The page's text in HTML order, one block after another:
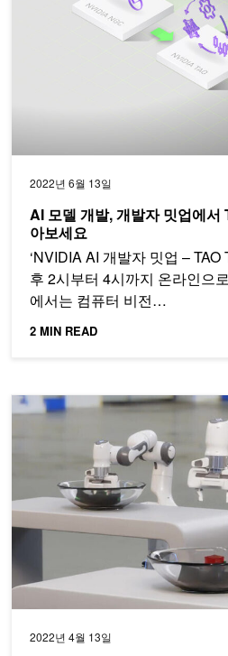
2022년 6월 13일
AI 모델 개발, 개발자 밋업에
아보세요
‘NVIDIA AI 개발자 밋업 – TAO
후 2시부터 4시까지 온라인으
에서는 컴퓨터 비전…
2 MIN READ
2022년 4월 13일
NVIDIA Jetson 개발자 밋업에서 엿